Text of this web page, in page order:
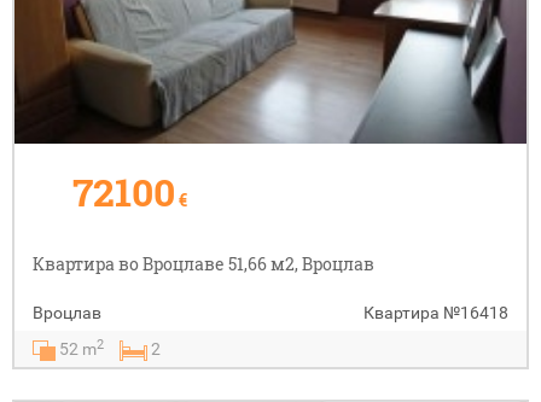
72100 €
Квартира во Вроцлаве 51,66 м2, Вроцлав
Вроцлав Квартира №16418
52 m2 2